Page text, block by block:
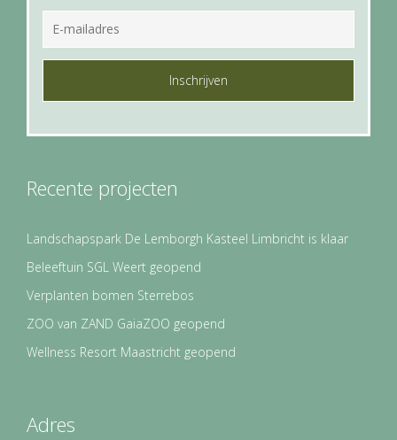
E
m
a
r
*
C
H
Recente projecten
Landschapspark De Lemborgh Kasteel Limbricht is klaar
Beleeftuin SGL Weert geopend
Verplanten bomen Sterrebos
ZOO van ZAND GaiaZOO geopend
Wellness Resort Maastricht geopend
Adres